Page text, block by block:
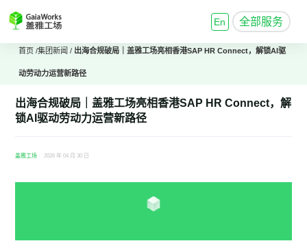
En 全部服务
首页 /集团新闻 / 出海合规破局｜盖雅工场亮相香港SAP HR Connect，解锁AI驱
动劳动力运营新路径
出海合规破局｜盖雅工场亮相香港SAP HR Connect，解
锁AI驱动劳动力运营新路径
盖雅工场 2026 年 04 月 30 日